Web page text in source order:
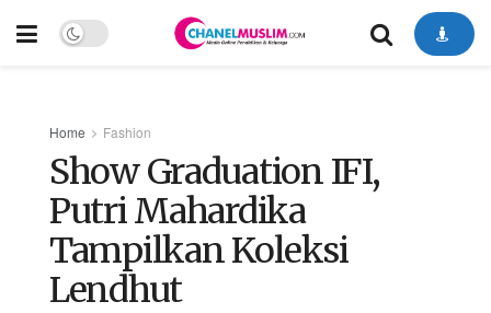
Home Fashion
Show Graduation IFI,
Putri Mahardika
Tampilkan Koleksi
Lendhut